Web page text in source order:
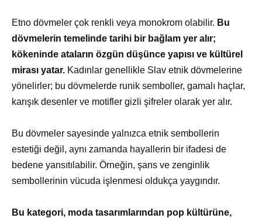
Etno dövmeler çok renkli veya monokrom olabilir. Bu
dövmelerin temelinde tarihi bir bağlam yer alır;
kökeninde ataların özgün düşünce yapısı ve kültürel
mirası yatar. Kadınlar genellikle Slav etnik dövmelerine
yönelirler; bu dövmelerde runik semboller, gamalı haçlar,
karışık desenler ve motifler gizli şifreler olarak yer alır.
Bu dövmeler sayesinde yalnızca etnik sembollerin
estetiği değil, aynı zamanda hayallerin bir ifadesi de
bedene yansıtılabilir. Örneğin, şans ve zenginlik
sembollerinin vücuda işlenmesi oldukça yaygındır.
Bu kategori, moda tasarımlarından pop kültürüne,